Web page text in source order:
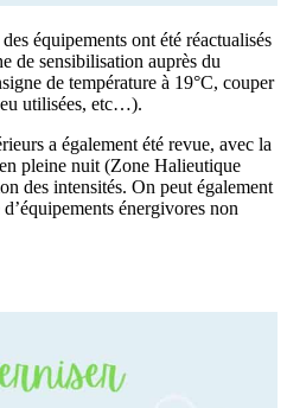
équipements ont été réactualisés
de sensibilisation auprès du
de température à 19°C, couper
utilisées, etc…).
a également été revue, avec la
pleine nuit (Zone Halieutique
des intensités. On peut également
énergivores non